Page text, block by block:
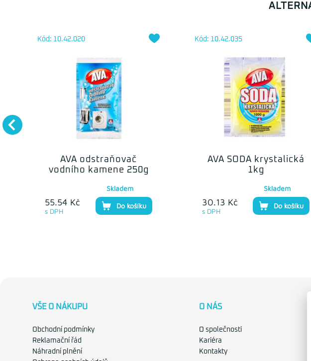
AVA odstraňovač
vodního kamene 250g
Kód: 10.42.020
55.54 Kč
s DPH
Skladem
Do košíku
AVA SODA krystalická
1kg
Kód: 10.42.035
30.13 Kč
s DPH
Skladem
Do košíku
VŠE O NÁKUPU
Obchodní podmínky
Reklamační řád
Náhradní plnění
O NÁS
O společnosti
Kariéra
Kontakty